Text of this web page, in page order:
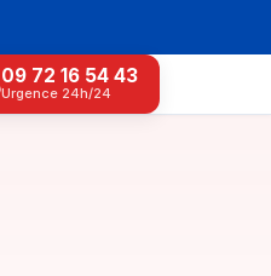
09 72 16 54 43
Urgence 24h/24